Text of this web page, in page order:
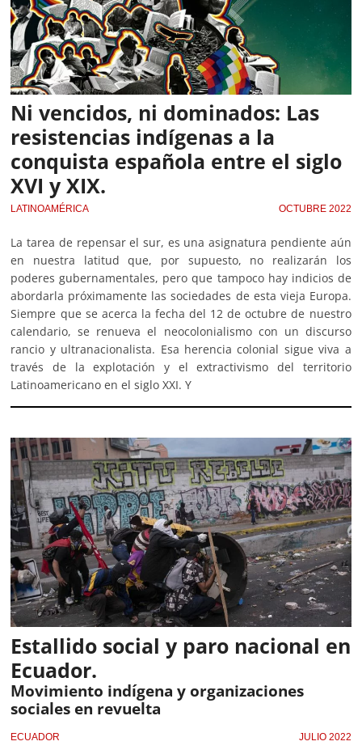
Ni vencidos, ni dominados: Las
resistencias indígenas a la
conquista española entre el siglo
XVI y XIX.
LATINOAMÉRICA OCTUBRE 2022
La tarea de repensar el sur, es una asignatura pendiente aún
en nuestra latitud que, por supuesto, no realizarán los
poderes gubernamentales, pero que tampoco hay indicios de
abordarla próximamente las sociedades de esta vieja Europa.
Siempre que se acerca la fecha del 12 de octubre de nuestro
calendario, se renueva el neocolonialismo con un discurso
rancio y ultranacionalista. Esa herencia colonial sigue viva a
través de la explotación y el extractivismo del territorio
Latinoamericano en el siglo XXI. Y
Estallido social y paro nacional en
Ecuador.
Movimiento indígena y organizaciones
sociales en revuelta
ECUADOR JULIO 2022